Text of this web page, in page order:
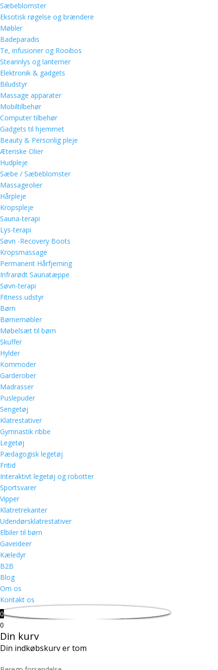
Sæbeblomster
Eksotisk røgelse og brændere
Møbler
Badeparadis
Te, infusioner og Rooibos
Stearinlys og lanterner
Elektronik & gadgets
Biludstyr
Massage apparater
Mobiltilbehør
Computer tilbehør
Gadgets til hjemmet
Beauty & Personlig pleje
Æteriske Olier
Hudpleje
Sæbe / Sæbeblomster
Massageolier
Hårpleje
Kropspleje
Sauna-terapi
Lys-terapi
Søvn -Recovery Boots
Kropsmassage
Permanent Hårfjerning
Infrarødt Saunatæppe
Søvn-terapi
Fitness udstyr
Børn
Børnemøbler
Møbelsæt til børn
Skuffer
Hylder
Kommoder
Garderober
Madrasser
Puslepuder
Sengetøj
Klatrestativer
Gymnastik ribbe
Legetøj
Pædagogisk legetøj
Fritid
Interaktivt legetøj og robotter
Sportsvarer
Vipper
Klatretrekanter
Udendørsklatrestativer
Elbiler til børn
Gaveideer
Kæledyr
B2B
Blog
Om os
Kontakt os
0
0
Din kurv
Din indkøbskurv er tom